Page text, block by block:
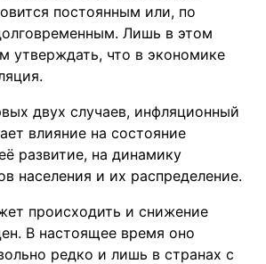
постоянным или, по
Лишь в этом
утверждать, что в экономике
двух случаев, инфляционный
влияние на состояние
развитие, на динамику
населения и их распределение.
происходить и снижение
В настоящее время оно
редко и лишь в странах с